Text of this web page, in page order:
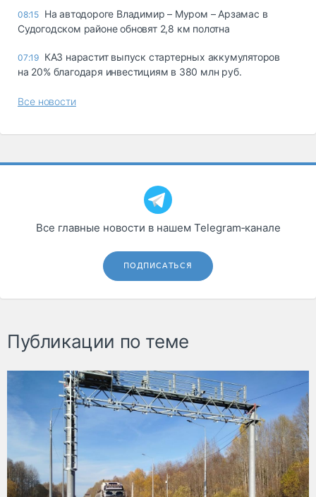
08:15 На автодороге Владимир – Муром – Арзамас в
Судогодском районе обновят 2,8 км полотна
07:19 КАЗ нарастит выпуск стартерных аккумуляторов
на 20% благодаря инвестициям в 380 млн руб.
Все новости
Все главные новости в нашем Telegram‑канале
ПОДПИСАТЬСЯ
Публикации по теме